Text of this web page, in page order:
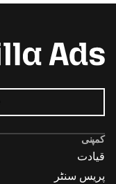
کمپنی
قیادت
پریس سنٹر